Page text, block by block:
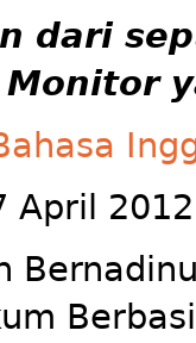
dari
Monitor
April 2012